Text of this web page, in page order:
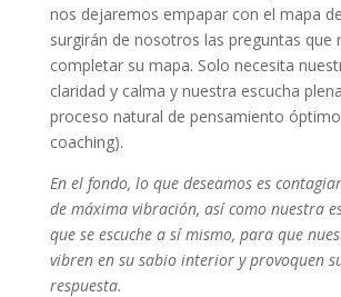
nos dejaremos empapar con el mapa
surgirán de nosotros las preguntas que
completar su mapa. Solo necesita
claridad y calma y nuestra escucha
proceso natural de pensamiento
coaching).
En el fondo, lo que deseamos es
de máxima vibración, así como nuestra
que se escuche a sí mismo, para que
vibren en su sabio interior y provoquen
respuesta.